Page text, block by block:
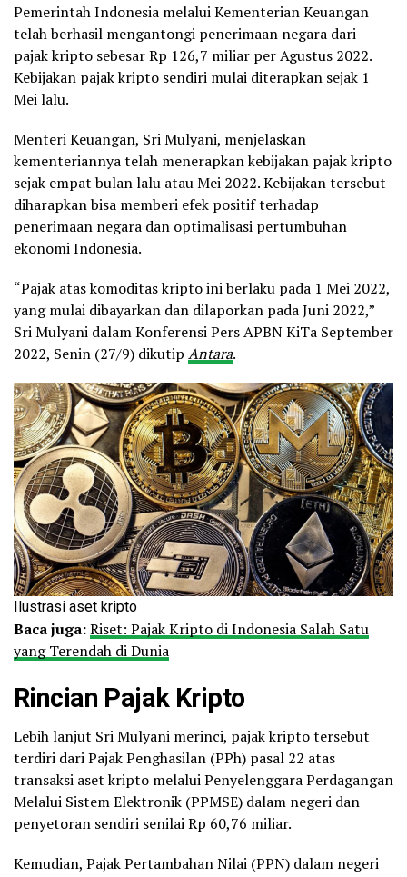
Pemerintah Indonesia melalui Kementerian Keuangan
telah berhasil mengantongi penerimaan negara dari
pajak kripto sebesar Rp 126,7 miliar per Agustus 2022.
Kebijakan pajak kripto sendiri mulai diterapkan sejak 1
Mei lalu.
Menteri Keuangan, Sri Mulyani, menjelaskan
kementeriannya telah menerapkan kebijakan pajak kripto
sejak empat bulan lalu atau Mei 2022. Kebijakan tersebut
diharapkan bisa memberi efek positif terhadap
penerimaan negara dan optimalisasi pertumbuhan
ekonomi Indonesia.
“Pajak atas komoditas kripto ini berlaku pada 1 Mei 2022,
yang mulai dibayarkan dan dilaporkan pada Juni 2022,”
Sri Mulyani dalam Konferensi Pers APBN KiTa September
2022, Senin (27/9) dikutip Antara.
Ilustrasi aset kripto
Baca juga:Riset: Pajak Kripto di Indonesia Salah Satu
yang Terendah di Dunia
Rincian Pajak Kripto
Lebih lanjut Sri Mulyani merinci, pajak kripto tersebut
terdiri dari Pajak Penghasilan (PPh) pasal 22 atas
transaksi aset kripto melalui Penyelenggara Perdagangan
Melalui Sistem Elektronik (PPMSE) dalam negeri dan
penyetoran sendiri senilai Rp 60,76 miliar.
Kemudian, Pajak Pertambahan Nilai (PPN) dalam negeri